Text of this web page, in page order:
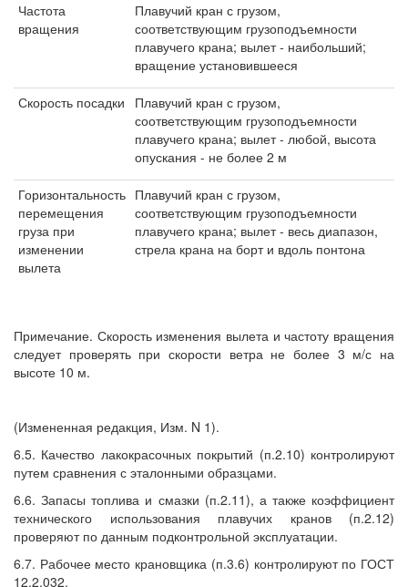
Частота
вращения
Плавучий кран с грузом,
соответствующим грузоподъемности
плавучего крана; вылет - наибольший;
вращение установившееся
Скорость посадки
Плавучий кран с грузом,
соответствующим грузоподъемности
плавучего крана; вылет - любой, высота
опускания - не более 2 м
Горизонтальность
перемещения
груза при
изменении
вылета
Плавучий кран с грузом,
соответствующим грузоподъемности
плавучего крана; вылет - весь диапазон,
стрела крана на борт и вдоль понтона
Примечание. Скорость изменения вылета и частоту вращения
следует проверять при скорости ветра не более 3 м/с на
высоте 10 м.
(Измененная редакция, Изм. N 1).
6.5. Качество лакокрасочных покрытий (п.2.10) контролируют
путем сравнения с эталонными образцами.
6.6. Запасы топлива и смазки (п.2.11), а также коэффициент
технического использования плавучих кранов (п.2.12)
проверяют по данным подконтрольной эксплуатации.
6.7. Рабочее место крановщика (п.3.6) контролируют по ГОСТ
12.2.032.